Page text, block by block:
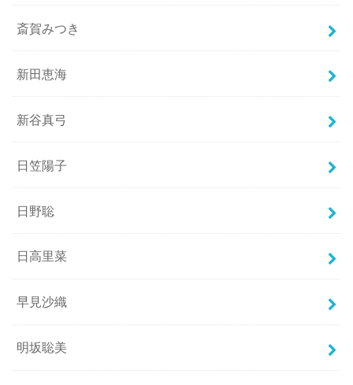
斎賀みつき
新田恵海
新谷真弓
日笠陽子
日野聡
日高里菜
早見沙織
明坂聡美